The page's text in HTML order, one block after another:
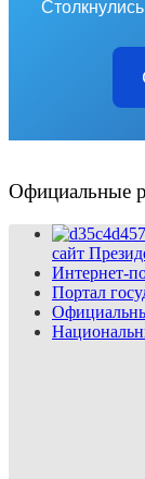
Официальные
сайт
Интернет-
Портал